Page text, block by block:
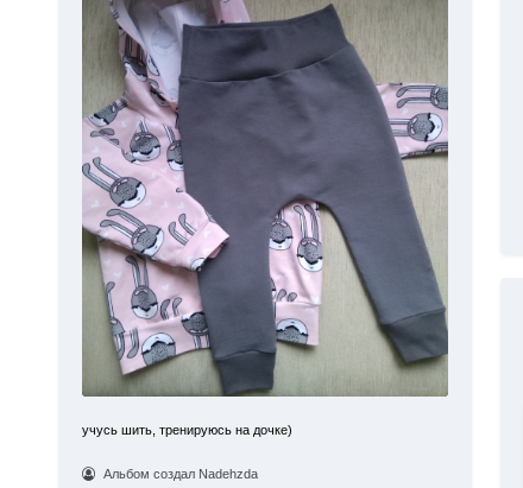
учусь шить, тренируюсь на дочке)
Альбом создал Nadehzda